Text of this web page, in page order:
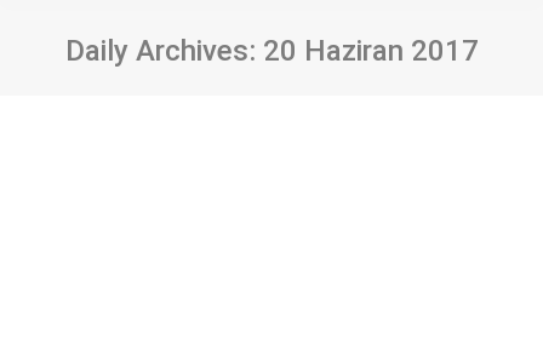
Daily Archives: 20 Haziran 2017